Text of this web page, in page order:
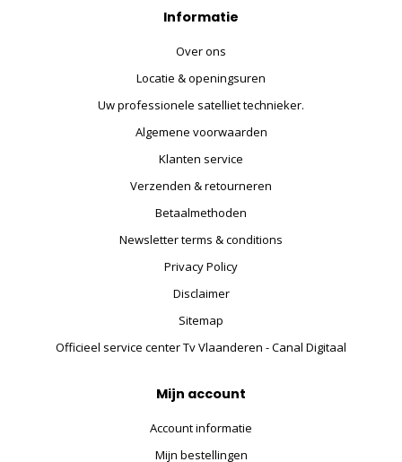
Informatie
Over ons
Locatie & openingsuren
Uw professionele satelliet technieker.
Algemene voorwaarden
Klanten service
Verzenden & retourneren
Betaalmethoden
Newsletter terms & conditions
Privacy Policy
Disclaimer
Sitemap
Officieel service center Tv Vlaanderen - Canal Digitaal
Mijn account
Account informatie
Mijn bestellingen